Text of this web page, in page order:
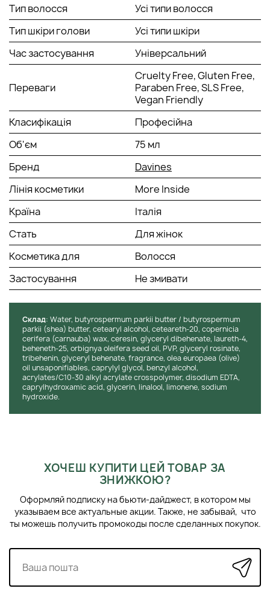
Продукт рекомендований для короткого волосся. Помаду
можна наносити на чисте підсушене рушником волосся
для створення хвилястої текстури або сухе волосся для
створення чіткої форми або динамічного укладання.
Тип волосся
Усі типи волосся
Тип шкіри голови
Усі типи шкіри
Час застосування
Універсальний
Переваги
Cruelty Free, Gluten Free,
Paraben Free, SLS Free,
Vegan Friendly
Класифікація
Професійна
Об'єм
75 мл
Бренд
Davines
Лінія косметики
More Inside
Країна
Італія
Стать
Для жінок
Косметика для
Волосся
Застосування
Не змивати
Cклад: Water, butyrospermum parkii butter / butyrospermum
parkii (shea) butter, cetearyl alcohol, ceteareth-20, copernicia
cerifera (carnauba) wax, ceresin, glyceryl dibehenate, laureth-4,
beheneth-25, orbignya oleifera seed oil, PVP, glyceryl rosinate,
tribehenin, glyceryl behenate, fragrance, olea europaea (olive)
oil unsaponifiables, caprylyl glycol, benzyl alcohol,
acrylates/C10-30 alkyl acrylate crosspolymer, disodium EDTA,
caprylhydroxamic acid, glycerin, linalool, limonene, sodium
hydroxide.
ХОЧЕШ КУПИТИ ЦЕЙ ТОВАР ЗА
ЗНИЖКОЮ?
Оформляй подписку на бьюти-дайджест, в котором мы
указываем все актуальные акции. Также, не забывай, что
ты можешь получить промокоды после сделанных покупок.